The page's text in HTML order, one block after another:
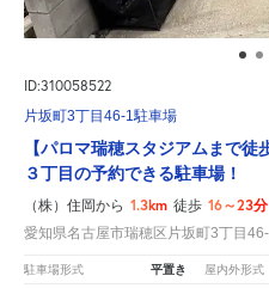
ID:310058522
片坂町3丁目46-1駐車場
【パロマ瑞穂スタジアムまで
３丁目の予約できる駐車場！
（株）住岡から 1.3km 徒歩 16～23分
愛知県名古屋市瑞穂区片坂町3丁目46-
駐車場形式 平置き 屋内外形式